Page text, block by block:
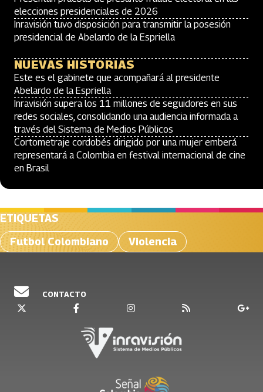
elecciones presidenciales de 2026
Inravisión tuvo disposición para transmitir la posesión
presidencial de Abelardo de la Espriella
NUEVAS HISTORIAS
Este es el gabinete que acompañará al presidente
Abelardo de la Espriella
Inravisión supera los 11 millones de seguidores en sus
redes sociales, consolidando una audiencia informada a
través del Sistema de Medios Públicos
Cortometraje cordobés dirigido por una mujer emberá
representará a Colombia en festival internacional de cine
en Brasil
ETIQUETAS
Futbol Colombiano
Violencia
CONTACTO